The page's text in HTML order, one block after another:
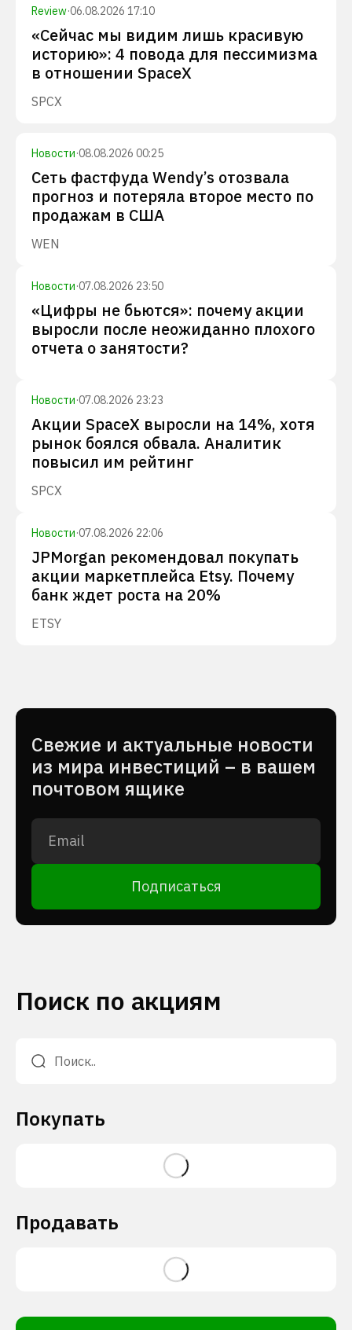
Review·06.08.2026 17:10
«Сейчас мы видим лишь красивую
историю»: 4 повода для пессимизма
в отношении SpaceX
SPCX
Новости·08.08.2026 00:25
Сеть фастфуда Wendy’s отозвала
прогноз и потеряла второе место по
продажам в США
WEN
Новости·07.08.2026 23:50
«Цифры не бьются»: почему акции
выросли после неожиданно плохого
отчета о занятости?
Новости·07.08.2026 23:23
Акции SpaceX выросли на 14%, хотя
рынок боялся обвала. Аналитик
повысил им рейтинг
SPCX
Новости·07.08.2026 22:06
JPMorgan рекомендовал покупать
акции маркетплейса Etsy. Почему
банк ждет роста на 20%
ETSY
Cвежие и актуальные новости
из мира инвестиций – в вашем
почтовом ящике
Подписаться
Поиск по акциям
Покупать
Продавать